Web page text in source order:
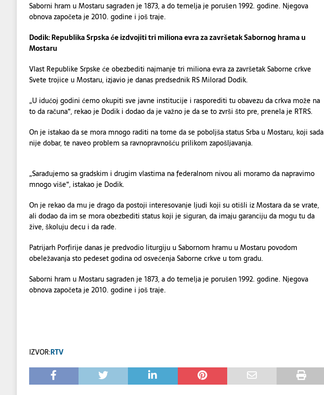
Saborni hram u Mostaru sagrađen je 1873, a do temelja je porušen 1992. godine. Njegova
obnova započeta je 2010. godine i još traje.
Dodik: Republika Srpska će izdvojiti tri miliona evra za završetak Sabornog hrama u
Mostaru
Vlast Republike Srpske će obezbediti najmanje tri miliona evra za završetak Saborne crkve
Svete trojice u Mostaru, izjavio je danas predsednik RS Milorad Dodik.
„U idućoj godini ćemo okupiti sve javne institucije i rasporediti tu obavezu da crkva može na
to da računa“, rekao je Dodik i dodao da je važno je da se to zvrši što pre, prenela je RTRS.
On je istakao da se mora mnogo raditi na tome da se poboljša status Srba u Mostaru, koji sada
nije dobar, te naveo problem sa ravnopravnošću prilikom zapošljavanja.
„Sarađujemo sa gradskim i drugim vlastima na federalnom nivou ali moramo da napravimo
mnogo više“, istakao je Dodik.
On je rekao da mu je drago da postoji interesovanje ljudi koji su otišli iz Mostara da se vrate,
ali dodao da im se mora obezbediti status koji je siguran, da imaju garanciju da mogu tu da
žive, školuju decu i da rade.
Patrijarh Porfirije danas je predvodio liturgiju u Sabornom hramu u Mostaru povodom
obeležavanja sto pedeset godina od osvećenja Saborne crkve u tom gradu.
Saborni hram u Mostaru sagrađen je 1873, a do temelja je porušen 1992. godine. Njegova
obnova započeta je 2010. godine i još traje.
IZVOR:RTV